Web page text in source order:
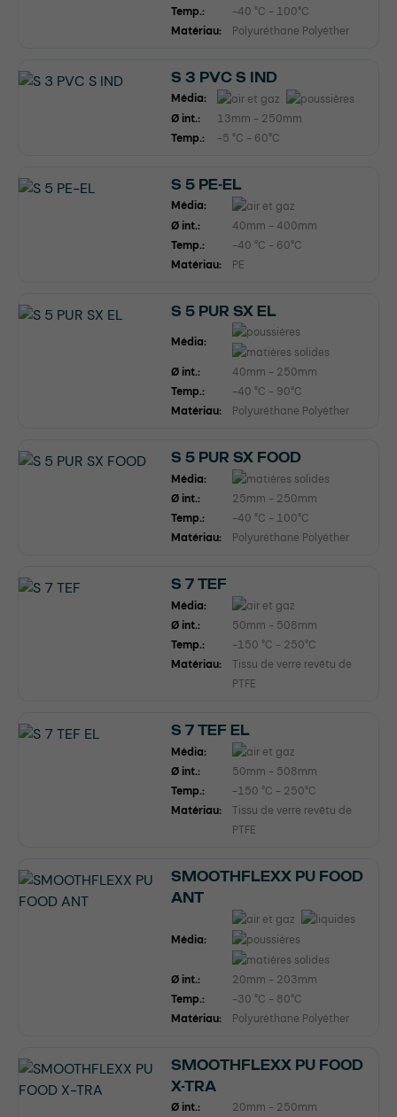
Temp.:
-40 °C - 100°C
Matériau:
Polyuréthane Polyéther
S 3 PVC S IND
Média:
Ø int.:
13mm - 250mm
Temp.:
-5 °C - 60°C
S 5 PE-EL
Média:
Ø int.:
40mm - 400mm
Temp.:
-40 °C - 60°C
Matériau:
PE
S 5 PUR SX EL
Média:
Ø int.:
40mm - 250mm
Temp.:
-40 °C - 90°C
Matériau:
Polyuréthane Polyéther
S 5 PUR SX FOOD
Média:
Ø int.:
25mm - 250mm
Temp.:
-40 °C - 100°C
Matériau:
Polyuréthane Polyéther
S 7 TEF
Média:
Ø int.:
50mm - 508mm
Temp.:
-150 °C - 250°C
Matériau:
Tissu de verre revêtu de
PTFE
S 7 TEF EL
Média:
Ø int.:
50mm - 508mm
Temp.:
-150 °C - 250°C
Matériau:
Tissu de verre revêtu de
PTFE
SMOOTHFLEXX PU FOOD
ANT
Média:
Ø int.:
20mm - 203mm
Temp.:
-30 °C - 80°C
Matériau:
Polyuréthane Polyéther
SMOOTHFLEXX PU FOOD
X-TRA
Ø int.: 20mm - 250mm